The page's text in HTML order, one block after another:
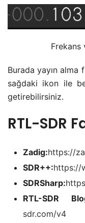
Frekans
Burada yayın alma
sağdaki ikon ile
getirebilirsiniz.
RTL-SDR
Zadig:https://
SDR++:https://
SDRSharp:
RTL-SDR
sdr.com/v4